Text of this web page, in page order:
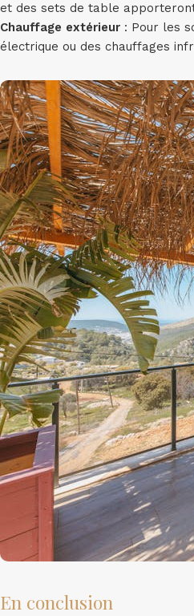
et des sets de table
Chauffage extérieur : Pour les
électrique ou des chauffages
En conclusion